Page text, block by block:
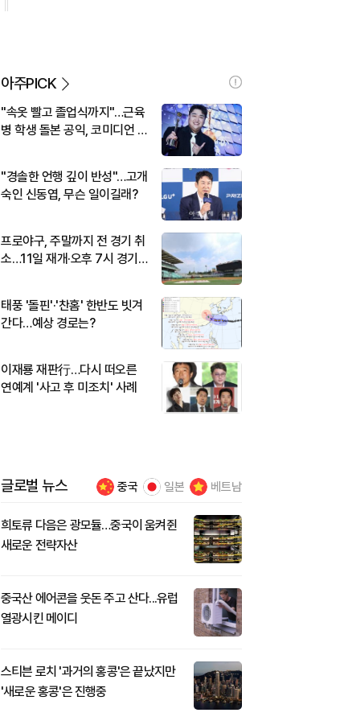
아주PICK
"속옷 빨고 졸업식까지"…근육
병 학생 돌본 공익, 코미디언 김
"경솔한 언행 깊이 반성"…고개
숙인 신동엽, 무슨 일이길래?
프로야구, 주말까지 전 경기 취
소…11일 재개·오후 7시 경기
태풍 '돌핀'·'찬홈' 한반도 빗겨
간다…예상 경로는?
이재룡 재판行…다시 떠오른
연예계 '사고 후 미조치' 사례
글로벌 뉴스 중국 일본 베트남
희토류 다음은 광모듈…중국이 움켜쥔
새로운 전략자산
중국산 에어콘을 웃돈 주고 산다...유럽
열광시킨 메이디
스티븐 로치 '과거의 홍콩'은 끝났지만
'새로운 홍콩'은 진행중